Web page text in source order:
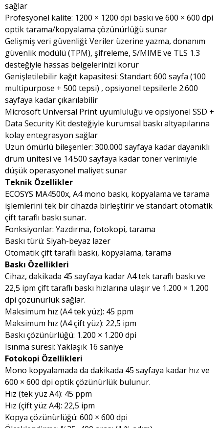
sağlar
Profesyonel kalite: 1200 × 1200 dpi baskı ve 600 × 600 dpi
optik tarama/kopyalama çözünürlüğü sunar
Gelişmiş veri güvenliği: Veriler üzerine yazma, donanım
güvenlik modülü (TPM), şifreleme, S/MIME ve TLS 1.3
desteğiyle hassas belgelerinizi korur
Genişletilebilir kağıt kapasitesi: Standart 600 sayfa (100
multipurpose + 500 tepsi) , opsiyonel tepsilerle 2.600
sayfaya kadar çıkarılabilir
Microsoft Universal Print uyumluluğu ve opsiyonel SSD +
Data Security Kit desteğiyle kurumsal baskı altyapılarına
kolay entegrasyon sağlar
Uzun ömürlü bileşenler: 300.000 sayfaya kadar dayanıklı
drum ünitesi ve 14.500 sayfaya kadar toner verimiyle
düşük operasyonel maliyet sunar
Teknik Özellikler
ECOSYS MA4500x, A4 mono baskı, kopyalama ve tarama
işlemlerini tek bir cihazda birleştirir ve standart otomatik
çift taraflı baskı sunar.
Fonksiyonlar: Yazdırma, fotokopi, tarama
Baskı türü: Siyah-beyaz lazer
Otomatik çift taraflı baskı, kopyalama, tarama
Baskı Özellikleri
Cihaz, dakikada 45 sayfaya kadar A4 tek taraflı baskı ve
22,5 ipm çift taraflı baskı hızlarına ulaşır ve 1.200 × 1.200
dpi çözünürlük sağlar.
Maksimum hız (A4 tek yüz): 45 ppm
Maksimum hız (A4 çift yüz): 22,5 ipm
Baskı çözünürlüğü: 1.200 × 1.200 dpi
Isınma süresi: Yaklaşık 16 saniye
Fotokopi Özellikleri
Mono kopyalamada da dakikada 45 sayfaya kadar hız ve
600 × 600 dpi optik çözünürlük bulunur.
Hız (tek yüz A4): 45 ppm
Hız (çift yüz A4): 22,5 ipm
Kopya çözünürlüğü: 600 × 600 dpi